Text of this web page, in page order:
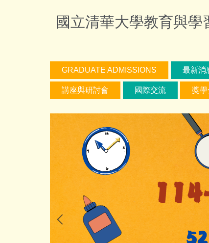
國立清華大學教育與
GRADUATE ADMISSIONS 最新消
講座與研討會 國際交流 獎學